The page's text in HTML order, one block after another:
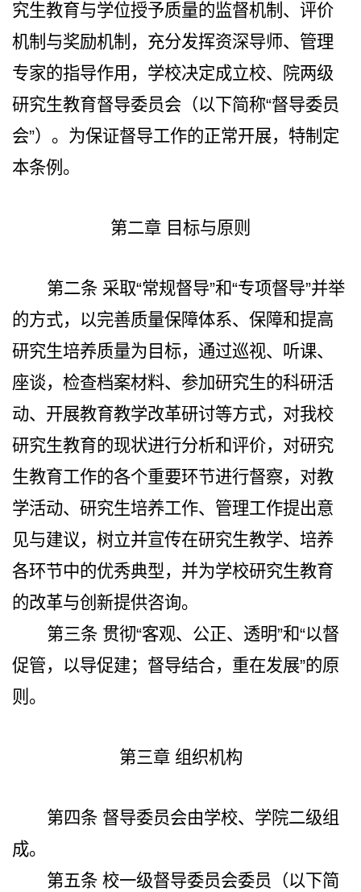
究生教育与学位授予质量的监督机制、评价
机制与奖励机制， 充分发挥资深导师、管理
专家的指导作用， 学校决定成立校、院两级
研究生教育督导委员会（以下简称“督导委员
会”）。为保证督导工作的正常开展，特制定
本条例。
第二章 目标与原则
第二条 采取“常规督导”和“专项督导”并举
的方式，以完善质量保障体系、保障和提高
研究生培养质量为目标，通过巡视、听课、
座谈，检查档案材料、参加研究生的科研活
动、开展教育教学改革研讨等方式，对我校
研究生教育的现状进行分析和评价，对研究
生教育工作的各个重要环节进行督察，对教
学活动、研究生培养工作、管理工作提出意
见与建议，树立并宣传在研究生教学、培养
各环节中的优秀典型，并为学校研究生教育
的改革与创新提供咨询。
第三条 贯彻“客观、公正、透明”和“以督
促管，以导促建；督导结合，重在发展”的原
则。
第三章 组织机构
第四条 督导委员会由学校、学院二级组
成。
第五条 校一级督导委员会委员（以下简